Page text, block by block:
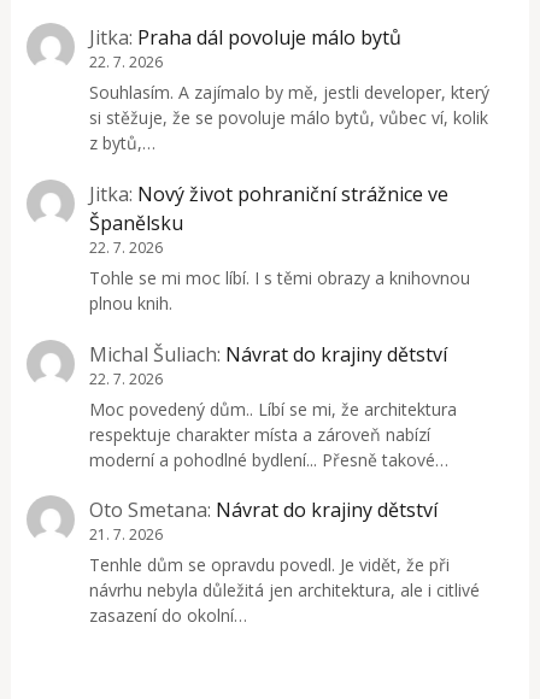
Jitka: Praha dál povoluje málo bytů
22. 7. 2026
Souhlasím. A zajímalo by mě, jestli developer, který
si stěžuje, že se povoluje málo bytů, vůbec ví, kolik
z bytů,…
Jitka: Nový život pohraniční strážnice ve
Španělsku
22. 7. 2026
Tohle se mi moc líbí. I s těmi obrazy a knihovnou
plnou knih.
Michal Šuliach: Návrat do krajiny dětství
22. 7. 2026
Moc povedený dům.. Líbí se mi, že architektura
respektuje charakter místa a zároveň nabízí
moderní a pohodlné bydlení... Přesně takové…
Oto Smetana: Návrat do krajiny dětství
21. 7. 2026
Tenhle dům se opravdu povedl. Je vidět, že při
návrhu nebyla důležitá jen architektura, ale i citlivé
zasazení do okolní…